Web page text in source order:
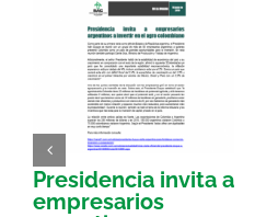
Presidencia invita a
empresarios